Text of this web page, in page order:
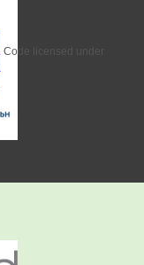
Code licensed under